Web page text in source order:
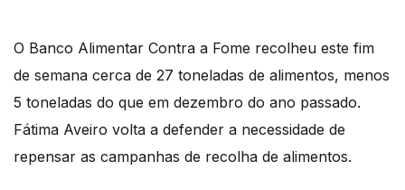
O Banco Alimentar Contra a Fome recolheu este fim
de semana cerca de 27 toneladas de alimentos, menos
5 toneladas do que em dezembro do ano passado.
Fátima Aveiro volta a defender a necessidade de
repensar as campanhas de recolha de alimentos.